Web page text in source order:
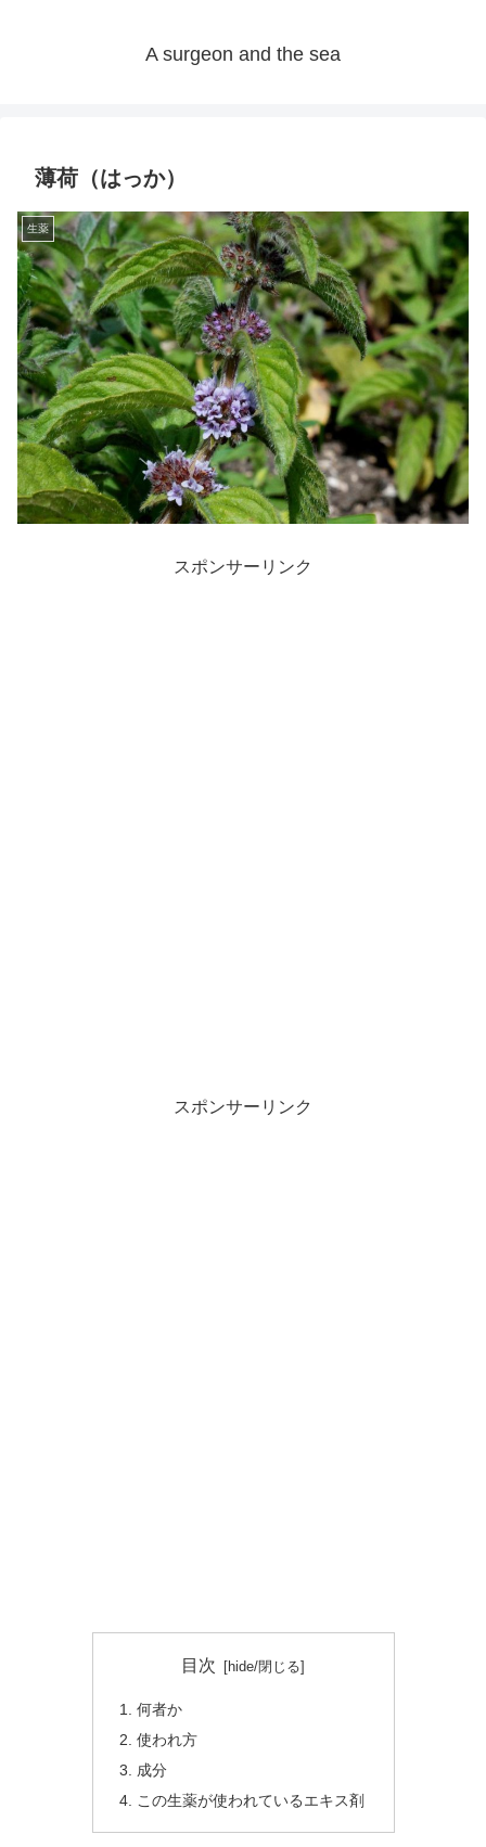
A surgeon and the sea
薄荷（はっか）
生薬
スポンサーリンク
スポンサーリンク
目次
何者か
使われ方
成分
この生薬が使われているエキス剤